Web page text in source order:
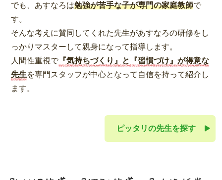
でも、あすなろは勉強が苦手な子が専門の家庭教師で
す。
そんな考えに賛同してくれた先生があすなろの研修をし
っかりマスターして親身になって指導します。
人間性重視で『気持ちづくり』と『習慣づけ』が得意な
先生を専門スタッフが中心となって自信を持って紹介し
ます。
ピッタリの先生を探す